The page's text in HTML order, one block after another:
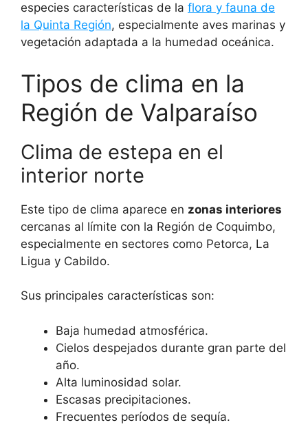
especies características de la flora y fauna de
la Quinta Región, especialmente aves marinas y
vegetación adaptada a la humedad oceánica.
Tipos de clima en la
Región de Valparaíso
Clima de estepa en el
interior norte
Este tipo de clima aparece en zonas interiores
cercanas al límite con la Región de Coquimbo,
especialmente en sectores como Petorca, La
Ligua y Cabildo.
Sus principales características son:
Baja humedad atmosférica.
Cielos despejados durante gran parte del
año.
Alta luminosidad solar.
Escasas precipitaciones.
Frecuentes períodos de sequía.